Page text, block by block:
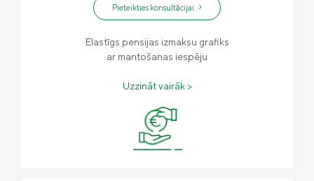
Pieteikties konsultācijai
Elastīgs pensijas izmaksu grafiks
ar mantošanas iespēju
Uzzināt vairāk >